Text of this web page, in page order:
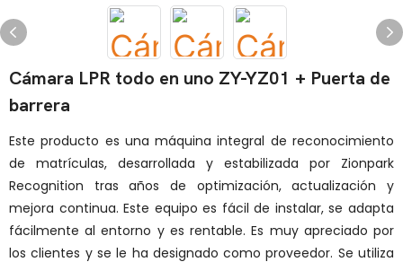
Cámara LPR todo en uno ZY-YZ01 + Puerta de
barrera
Este producto es una máquina integral de reconocimiento
de matrículas, desarrollada y estabilizada por Zionpark
Recognition tras años de optimización, actualización y
mejora continua. Este equipo es fácil de instalar, se adapta
fácilmente al entorno y es rentable. Es muy apreciado por
los clientes y se le ha designado como proveedor. Se utiliza